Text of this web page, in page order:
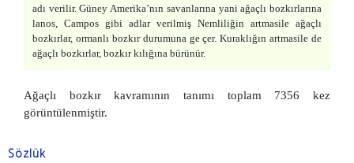
adı verilir. Güney Amerika’nın savanlarına yani ağaçlı bozkırlarına
lanos, Campos gibi adlar verilmiş Nemliliğin artmasile ağaçlı
bozkırlar, ormanlı bozkır durumuna ge çer. Kuraklığın artmasile de
ağaçlı bozkırlar, bozkır kılığına bürünür.
Ağaçlı bozkır kavramının tanımı toplam 7356 kez
görüntülenmiştir.
Sözlük